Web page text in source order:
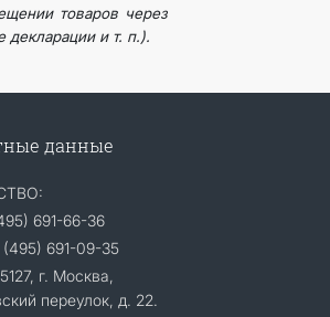
товаров через
декларации и т. п.).
данные
691-66-36
691-09-35
г. Москва,
переулок, д. 22.